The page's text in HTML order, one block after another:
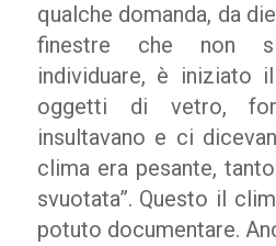
qualche domanda, da
finestre che non
individuare, è iniziato
oggetti di vetro,
insultavano e ci
clima era pesante,
svuotata”. Questo il
potuto documentare.